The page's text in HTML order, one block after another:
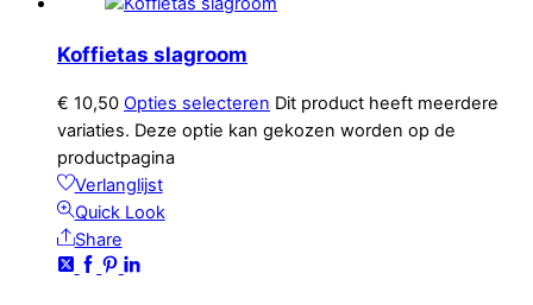
Koffietas slagroom
€ 10,50 Opties selecteren Dit product heeft meerdere
variaties. Deze optie kan gekozen worden op de
productpagina
Verlanglijst
Quick Look
Share